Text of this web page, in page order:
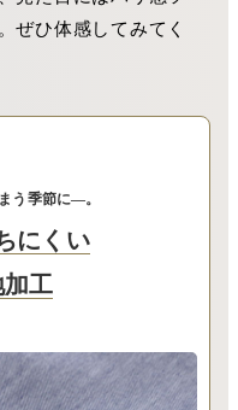
ぜひ体感してみてく
う季節に―。
にくい
工